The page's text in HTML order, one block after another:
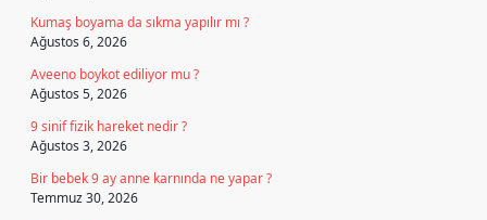
Kumaş boyama da sıkma yapılır mı ?
Ağustos 6, 2026
Aveeno boykot ediliyor mu ?
Ağustos 5, 2026
9 sinif fizik hareket nedir ?
Ağustos 3, 2026
Bir bebek 9 ay anne karnında ne yapar ?
Temmuz 30, 2026